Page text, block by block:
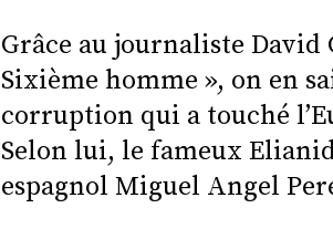
Grâce au journaliste
Sixième homme », on en
corruption qui a touché
Selon lui, le fameux
espagnol Miguel Angel